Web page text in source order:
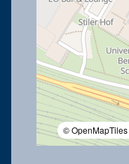
© OpenMapTiles